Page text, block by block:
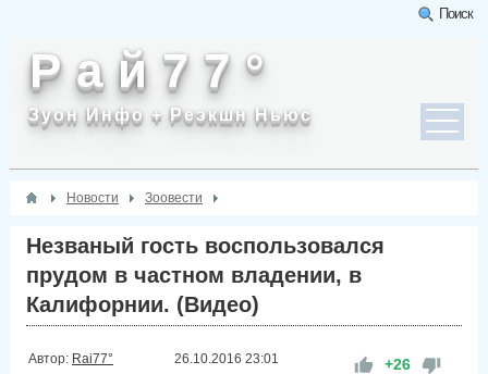
Поиск
Р а й 7 7 °
Зуон Инфо + Реэкшн Ньюс
Новости Зоовести
Незваный гость воспользовался
прудом в частном владении, в
Калифорнии. (Видео)
Автор: Rai77° 26.10.2016 23:01 +26